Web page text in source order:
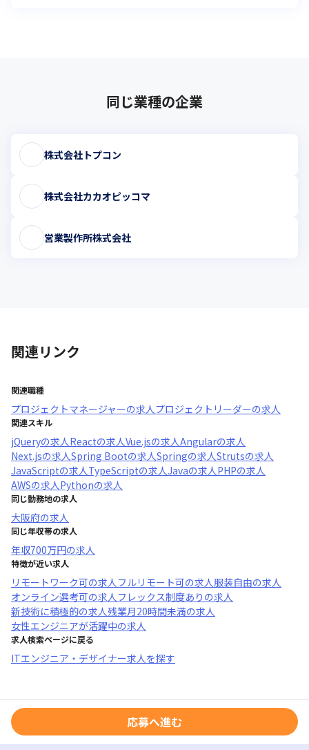
同じ業種の企業
株式会社トプコン
株式会社カカオピッコマ
営業製作所株式会社
関連リンク
関連職種
プロジェクトマネージャーの求人プロジェクトリーダーの求人
関連スキル
jQueryの求人Reactの求人Vue.jsの求人Angularの求人
Next.jsの求人Spring Bootの求人Springの求人Strutsの求人
JavaScriptの求人TypeScriptの求人Javaの求人PHPの求人
AWSの求人Pythonの求人
同じ勤務地の求人
大阪府の求人
同じ年収帯の求人
年収700万円の求人
特徴が近い求人
リモートワーク可の求人フルリモート可の求人服装自由の求人
オンライン選考可の求人フレックス制度あり の求人
新技術に積極的の求人残業月20時間未満の求人
女性エンジニアが活躍中の求人
求人検索ページに戻る
ITエンジニア・デザイナー求人を探す
応募へ進む